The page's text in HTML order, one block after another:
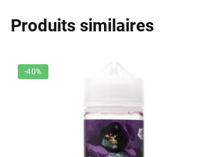
Produits similaires
-40%